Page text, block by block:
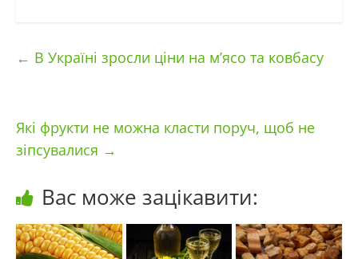
← В Україні зросли ціни на м’ясо та ковбасу
Які фрукти не можна класти поруч, щоб не
зіпсувалися →
Вас може зацікавити: